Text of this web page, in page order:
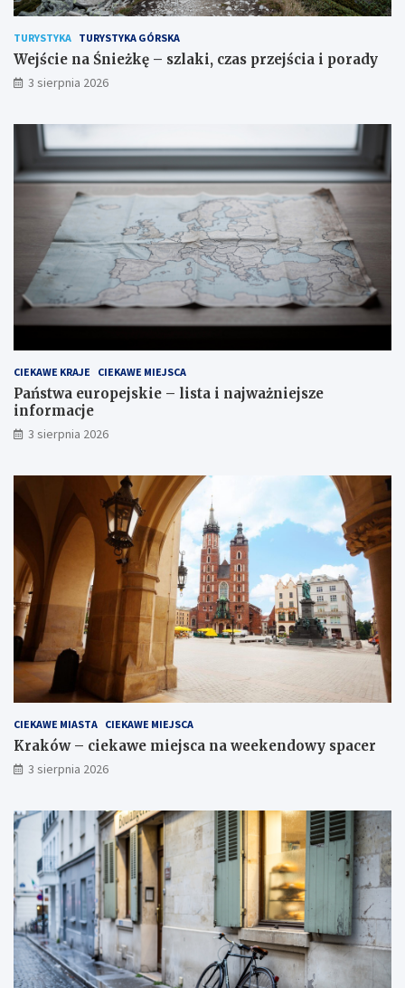
TURYSTYKA TURYSTYKA GÓRSKA
Wejście na Śnieżkę – szlaki, czas przejścia i porady
3 sierpnia 2026
CIEKAWE KRAJE CIEKAWE MIEJSCA
Państwa europejskie – lista i najważniejsze
informacje
3 sierpnia 2026
CIEKAWE MIASTA CIEKAWE MIEJSCA
Kraków – ciekawe miejsca na weekendowy spacer
3 sierpnia 2026